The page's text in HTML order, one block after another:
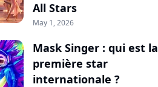
All Stars
May 1, 2026
Mask Singer : qui est la
première star
internationale ?